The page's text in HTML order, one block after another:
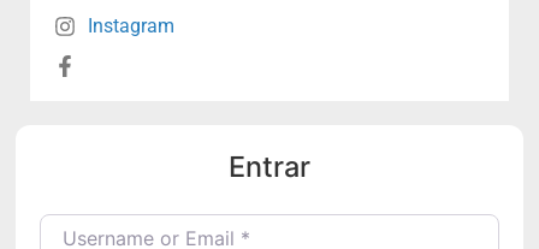
Instagram
Entrar
Username or Email*